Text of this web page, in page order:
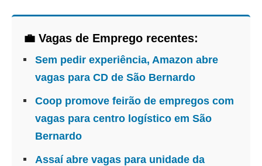
💼 Vagas de Emprego recentes:
Sem pedir experiência, Amazon abre
vagas para CD de São Bernardo
Coop promove feirão de empregos com
vagas para centro logístico em São
Bernardo
Assaí abre vagas para unidade da